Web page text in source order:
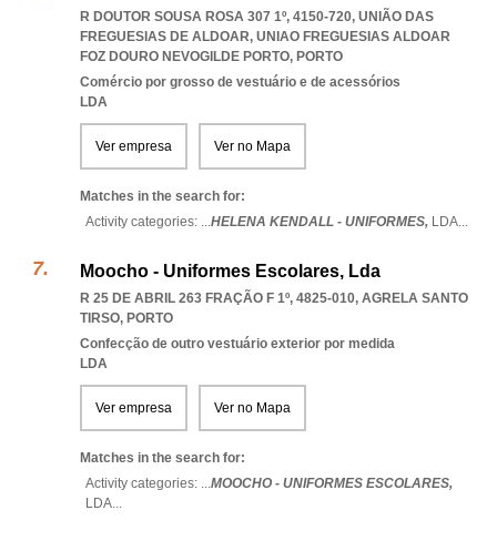
R DOUTOR SOUSA ROSA 307 1º, 4150-720, UNIÃO DAS
FREGUESIAS DE ALDOAR, UNIAO FREGUESIAS ALDOAR
FOZ DOURO NEVOGILDE PORTO, PORTO
Comércio por grosso de vestuário e de acessórios
LDA
Ver empresa Ver no Mapa
Matches in the search for:
Activity categories: ...HELENA KENDALL - UNIFORMES, LDA...
Moocho - Uniformes Escolares, Lda
R 25 DE ABRIL 263 FRAÇÃO F 1º, 4825-010, AGRELA SANTO
TIRSO, PORTO
Confecção de outro vestuário exterior por medida
LDA
Ver empresa Ver no Mapa
Matches in the search for:
Activity categories: ...MOOCHO - UNIFORMES ESCOLARES,
LDA...